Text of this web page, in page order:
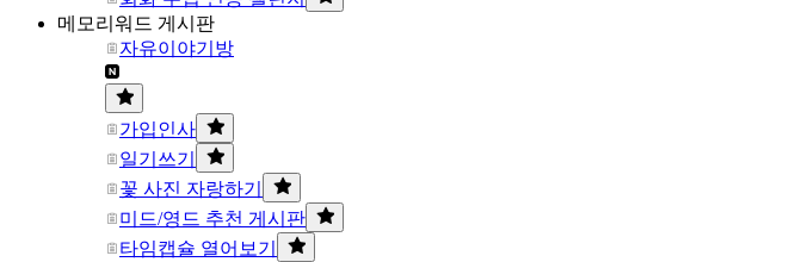
메모리워드 게시판
자유이야기방
가입인사
일기쓰기
꽃 사진 자랑하기
미드/영드 추천 게시판
타임캡슐 열어보기